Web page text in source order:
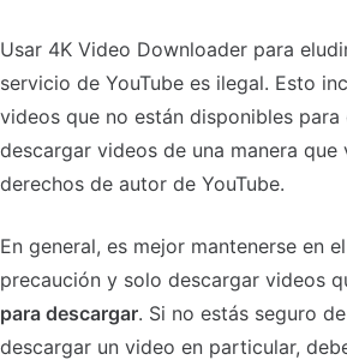
Usar 4K Video Downloader para
servicio de YouTube es ilegal. Esto
videos que no están disponibles para
descargar videos de una manera
derechos de autor de YouTube.
En general, es mejor mantenerse en
precaución y solo descargar videos
para descargar. Si no estás seguro
descargar un video en particular,